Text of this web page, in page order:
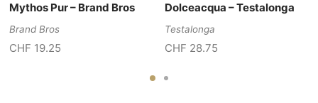
Mythos Pur – Brand Bros
Brand Bros
CHF 19.25
Dolceacqua – Testalonga
Testalonga
CHF 28.75